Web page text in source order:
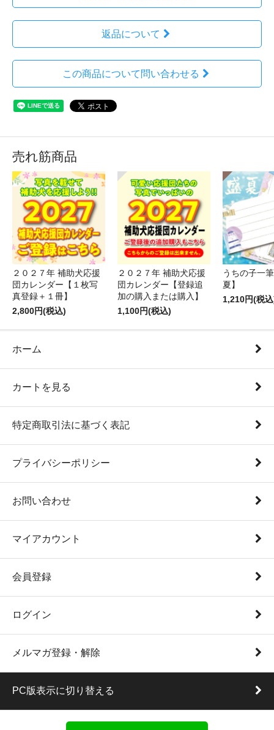
返品について
この商品について問い合わせる
売れ筋商品
２０２７年 補助犬応援
団カレンダー【１枚写
真登録＋１冊】
2,800円(税込)
２０２７年 補助犬応援
団カレンダー【登録追
加の購入または購入】
1,100円(税込)
うちの子一
夏】
1,210円(税
ホーム
カートを見る
特定商取引法に基づく表記
プライバシーポリシー
お問い合わせ
マイアカウント
会員登録
ログイン
メルマガ登録・解除
PC版表示に切り替える